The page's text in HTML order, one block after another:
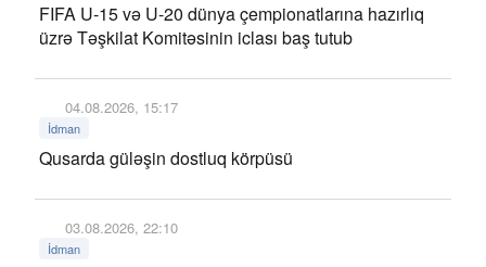
FIFA U-15 və U-20 dünya çempionatlarına hazırlıq
üzrə Təşkilat Komitəsinin iclası baş tutub
04.08.2026, 15:17
İdman
Qusarda güləşin dostluq körpüsü
03.08.2026, 22:10
İdman